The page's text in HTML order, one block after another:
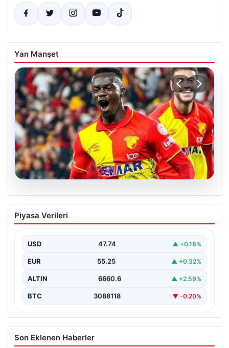
Yan Manşet
07.08.2026
Göztepe para basacak! Yine dev satış
geliyor
Piyasa Verileri
USD 47.74 ▲ +0.18%
EUR 55.25 ▲ +0.32%
ALTIN 6660.6 ▲ +2.59%
BTC 3088118 ▼ -0.20%
Son Eklenen Haberler